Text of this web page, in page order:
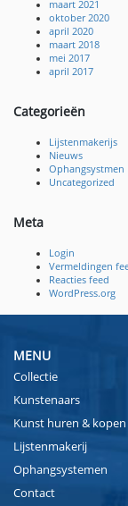
maart 2021
oktober 2020
april 2020
maart 2018
mei 2017
april 2017
Categorieën
Lijstenmakerijs
Nieuws
Ophangsystmen
Uncategorized
Meta
Login
Vermeldingen
Reacties feed
WordPress.org
MENU
Collectie
Kunstenaars
Kunst huren & kopen
Lijstenmakerij
Ophangsystemen
Contact